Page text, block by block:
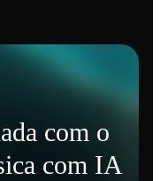
com o
com IA